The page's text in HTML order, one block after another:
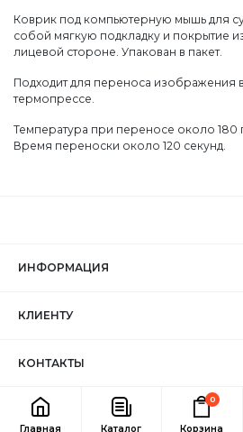
Главная Каталог
0
Корзина
Коврик под компьютерную мышь для
собой мягкую подкладку и покрытие
лицевой стороне. Упакован в пакет.
Подходит для переноса изображения
термопрессе.
Температура при переносе около 180
Время переноски около 120 секунд.
ИНФОРМАЦИЯ
КЛИЕНТУ
КОНТАКТЫ